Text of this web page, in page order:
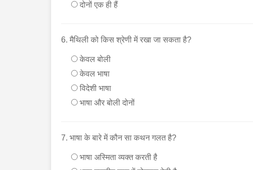
दोनों एक ही हैं
6. मैथिली को किस श्रेणी में रखा जा सकता है?
केवल बोली
केवल भाषा
विदेशी भाषा
भाषा और बोली दोनों
7. भाषा के बारे में कौन सा कथन गलत है?
भाषा अस्मिता व्यक्त करती है